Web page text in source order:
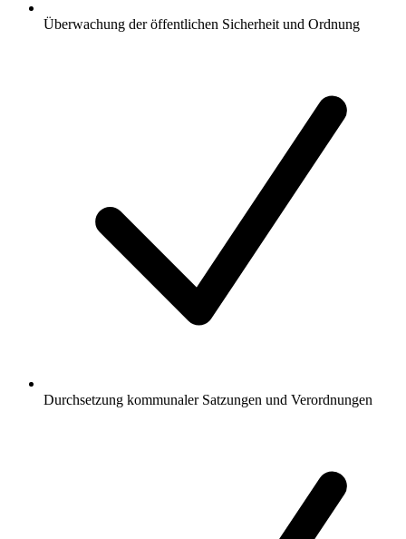
Überwachung der öffentlichen Sicherheit und Ordnung
Durchsetzung kommunaler Satzungen und Verordnungen